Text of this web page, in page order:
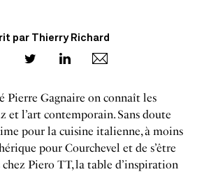
par Thierry Richard
Pierre Gagnaire on connaît les
et l’art contemporain. Sans doute
pour la cuisine italienne, à moins
pour Courchevel et de s’être
Piero TT, la table d’inspiration